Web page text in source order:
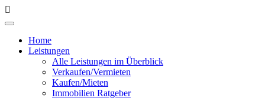
Home
Leistungen
Alle Leistungen im Überblick
Verkaufen/Vermieten
Kaufen/Mieten
Immobilien Ratgeber